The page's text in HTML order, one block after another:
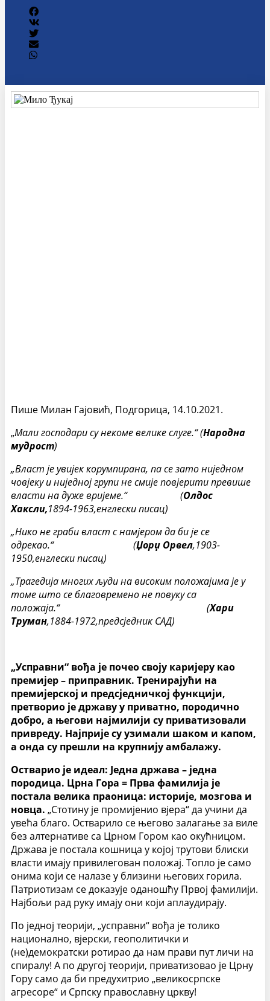
Пише Милан Гајовић, Подгорица, 14.10.2021.
„Мали господари су некоме велике слуге.“ (Народна
мудрост)
„Власт је увијек корумпирана, па се зато ниједном
човјеку и ниједној групи не смије повјерити превише
власти на дуже вријеме.“(Олдос
Хаксли,1894-1963,енглески писац)
„Нико не граби власт с намјером да би је се
одрекао.“ (Џорџ Орвел,1903-
1950,енглески писац)
„Трагедија многих људи на високим положајима је у
томе што се благовремено не повуку са
положаја.“ (Хари
Труман,1884-1972,предсједник САД)
„Усправни“ вођа је почео своју каријеру као
премијер – приправник. Тренирајући на
премијерској и предсједничкој функцији,
претворио је државу у приватно, породично
добро, а његови најмилији су приватизовали
привреду. Најприје су узимали шаком и капом,
а онда су прешли на крупнију амбалажу.
Остварио је идеал: Једна држава – једна
породица. Црна Гора = Прва фамилија је
постала велика праоница: историје, мозгова и
новца. „Стотину је промијенио вјера“ да учини да
увећа благо. Остварило се његово залагање за виле
без алтернативе са Црном Гором као окућницом.
Држава је постала кошница у којој трутови блиски
власти имају привилегован положај. Топло је само
онима који се налазе у близини његових горила.
Патриотизам се доказује оданошћу Првој фамилији.
Најбољи рад руку имају они који аплаудирају.
По једној теорији, „усправни“ вођа је толико
национално, вјерски, геополитички и
(не)демократски ротирао да нам прави пут личи на
спиралу! А по другој теорији, приватизовао је Црну
Гору само да би предухитрио „великосрпске
агресоре“ и Српску православну цркву!